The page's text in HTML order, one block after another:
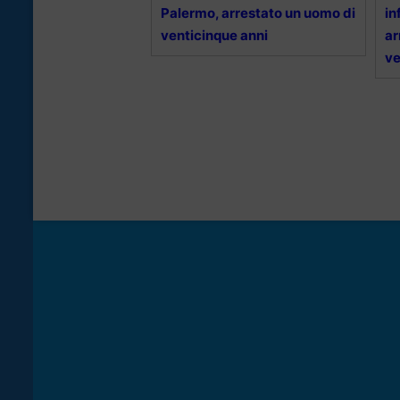
Palermo, arrestato un uomo di
venticinque anni